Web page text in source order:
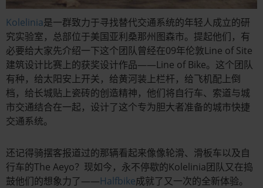
Kolelinia是一群致力于寻找替代交通系统的年轻人成立的研
究实验室，总部位于美国亚利桑那州图森市。提起他们，有
必要给大家先介绍一下这个团队曾经在09年伦敦Line of Site
建筑设计比赛上的获奖设计作品——Line of Bike。这个团队
有种，给太阳安上开关，给黄河装上栏杆，给飞机配上倒
档，给长城贴上瓷砖的创造精神，他们将自行车、索道与城
市交通结合在一起，设计了这个专为胆大者准备的城市快捷
交通系统。
还记得骑摆客报道过的那辆看起来像像轮滑、滑板车以及自
行车的The Aeyo？现如今，永不停歇的Kolelinia团队又在捣
鼓他们的想象力了——Halfbike成就了又一次的全新体验。